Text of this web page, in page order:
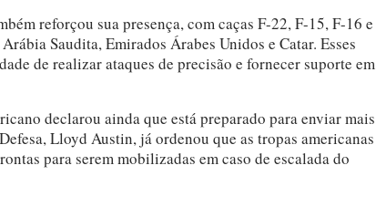
reforçou sua presença, com caças F-22, F-15, F-16 e
Saudita, Emirados Árabes Unidos e Catar. Esses
de realizar ataques de precisão e fornecer suporte em
declarou ainda que está preparado para enviar mais
Lloyd Austin, já ordenou que as tropas americanas
para serem mobilizadas em caso de escalada do